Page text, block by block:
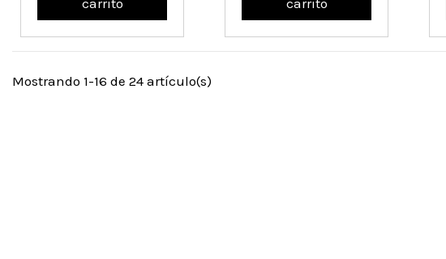
carrito carrito
Mostrando 1-16 de 24 artículo(s)